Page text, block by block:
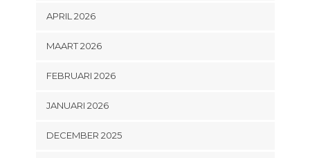
APRIL 2026
MAART 2026
FEBRUARI 2026
JANUARI 2026
DECEMBER 2025